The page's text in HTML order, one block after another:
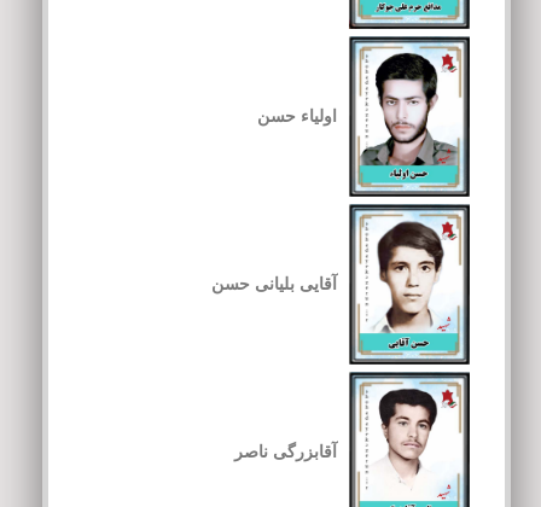
اولیاء حسن
آقایی بلیانی حسن
آقابزرگی ناصر